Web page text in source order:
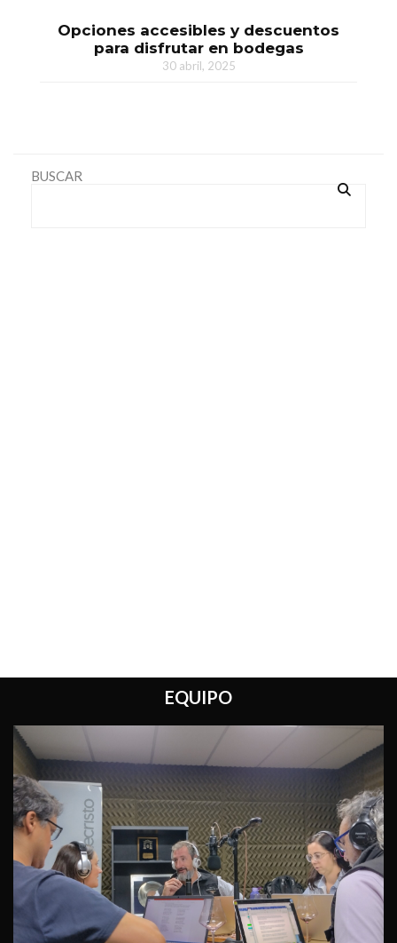
Opciones accesibles y descuentos
para disfrutar en bodegas
30 abril, 2025
BUSCAR
EQUIPO